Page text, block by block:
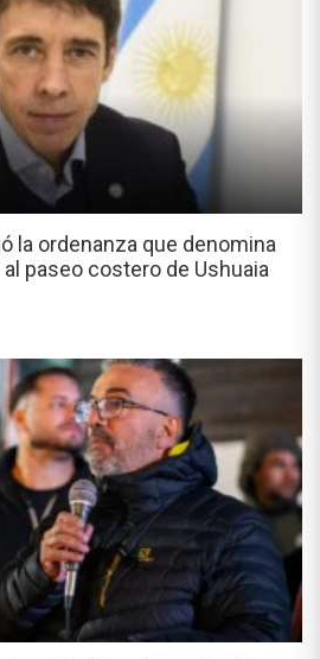
la ordenanza que denomina
paseo costero de Ushuaia